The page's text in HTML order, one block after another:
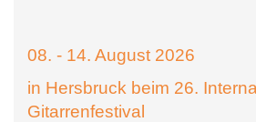
08. - 14. August 2026
in Hersbruck beim 26.
Gitarrenfestival